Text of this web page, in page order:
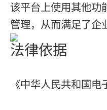
该平台上使用其他功
管理，从而满足了企
法律依据
《中华人民共和国电